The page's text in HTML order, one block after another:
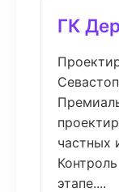
ГК
частных
этапе....